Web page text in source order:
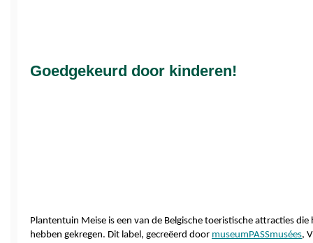
Goedgekeurd door kinderen!
Plantentuin Meise is een van de Belgische toeristische attracties
hebben gekregen. Dit label, gecreëerd door museumPASSmusées,